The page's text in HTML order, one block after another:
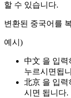
할 수 있습니다.
변환된 중국어를
예시)
中文 을 입력
누르시면됩
北京 을 입력
시면 됩니다.